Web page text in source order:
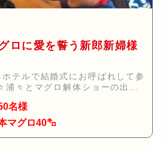
ロに愛を誓う新郎新婦様
テルで結婚式にお呼ばれして参
浦々とマグロ解体ショーの出張
名様
マグロ40㌔